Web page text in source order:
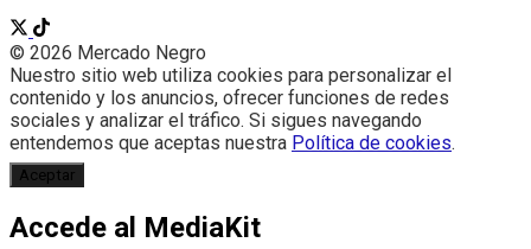
© 2026 Mercado Negro
Nuestro sitio web utiliza cookies para personalizar el
contenido y los anuncios, ofrecer funciones de redes
sociales y analizar el tráfico. Si sigues navegando
entendemos que aceptas nuestra Política de cookies.
Aceptar
Accede al MediaKit